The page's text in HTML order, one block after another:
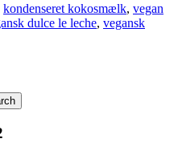
kondenseret kokosmælk, vegan
dulce le leche, vegansk